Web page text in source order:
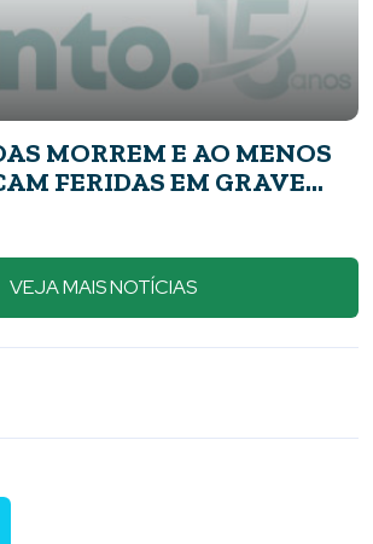
MORREM E AO MENOS
FERIDAS EM GRAVE
PONTE DAS ARARAS, NA
VEJA MAIS NOTÍCIAS